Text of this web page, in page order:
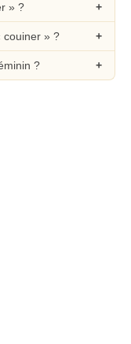
» ?
couiner » ?
?